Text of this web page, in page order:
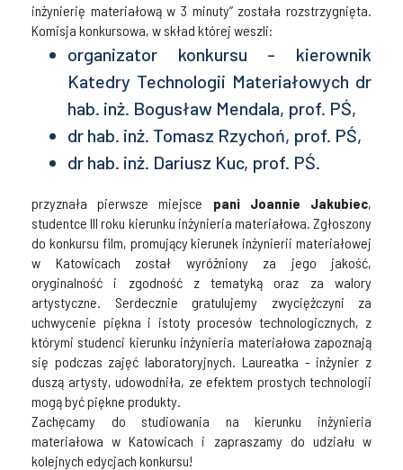
inżynierię materiałową w 3 minuty” została rozstrzygnięta.
Komisja konkursowa, w skład której weszli:
organizator konkursu - kierownik
Katedry Technologii Materiałowych dr
hab. inż. Bogusław Mendala, prof. PŚ,
dr hab. inż. Tomasz Rzychoń, prof. PŚ,
dr hab. inż. Dariusz Kuc, prof. PŚ.
przyznała pierwsze miejsce pani Joannie Jakubiec,
studentce III roku kierunku inżynieria materiałowa. Zgłoszony
do konkursu film, promujący kierunek inżynierii materiałowej
w Katowicach został wyróżniony za jego jakość,
oryginalność i zgodność z tematyką oraz za walory
artystyczne. Serdecznie gratulujemy zwyciężczyni za
uchwycenie piękna i istoty procesów technologicznych, z
którymi studenci kierunku inżynieria materiałowa zapoznają
się podczas zajęć laboratoryjnych. Laureatka - inżynier z
duszą artysty, udowodniła, ze efektem prostych technologii
mogą być piękne produkty.
Zachęcamy do studiowania na kierunku inżynieria
materiałowa w Katowicach i zapraszamy do udziału w
kolejnych edycjach konkursu!